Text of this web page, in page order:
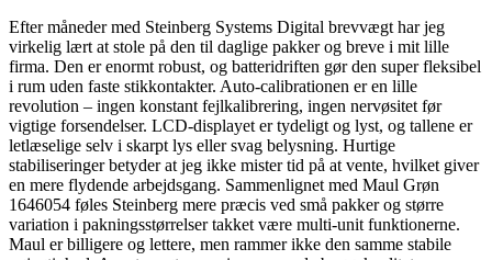
Efter måneder med Steinberg Systems Digital brevvægt har jeg
virkelig lært at stole på den til daglige pakker og breve i mit lille
firma. Den er enormt robust, og batteridriften gør den super fleksibel
i rum uden faste stikkontakter. Auto-calibrationen er en lille
revolution – ingen konstant fejlkalibrering, ingen nervøsitet før
vigtige forsendelser. LCD-displayet er tydeligt og lyst, og tallene er
letlæselige selv i skarpt lys eller svag belysning. Hurtige
stabiliseringer betyder at jeg ikke mister tid på at vente, hvilket giver
en mere flydende arbejdsgang. Sammenlignet med Maul Grøn
1646054 føles Steinberg mere præcis ved små pakker og større
variation i pakningsstørrelser takket være multi-unit funktionerne.
Maul er billigere og lettere, men rammer ikke den samme stabile